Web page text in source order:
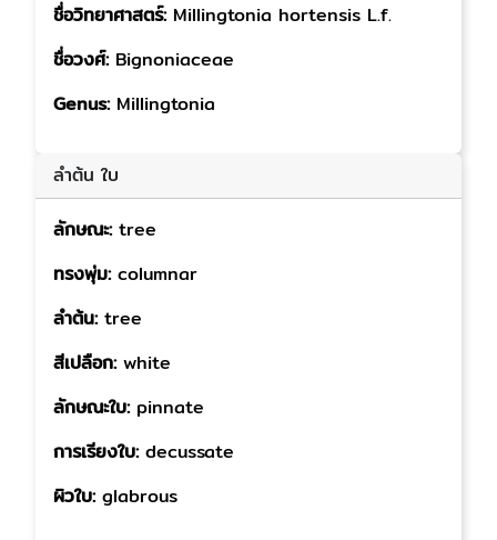
ชื่อวิทยาศาสตร์: Millingtonia hortensis L.f.
ชื่อวงศ์: Bignoniaceae
Genus: Millingtonia
ลำต้น ใบ
ลักษณะ: tree
ทรงพุ่ม: columnar
ลำต้น: tree
สีเปลือก: white
ลักษณะใบ: pinnate
การเรียงใบ: decussate
ผิวใบ: glabrous